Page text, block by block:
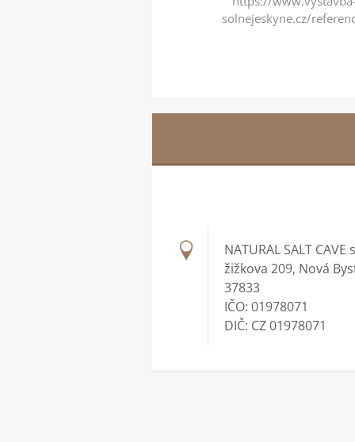
solnejeskyne.cz/
NATURAL SALT CAVE
žižkova 209, Nová
37833
IČO: 01978071
DIČ: CZ 01978071